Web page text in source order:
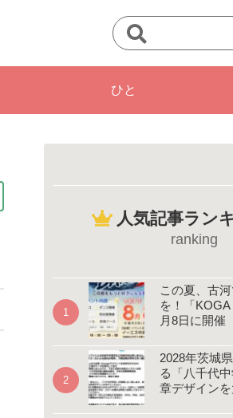
ひと
人気記事ラン
ranking
この夏、古
を！「
月8日に開催
2028年茨城
る「八千代
章デザインを